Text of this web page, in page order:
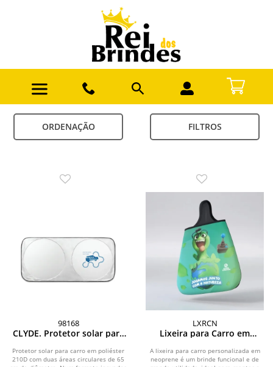
ORDENAÇÃO FILTROS
98168
CLYDE. Protetor solar para
com duas áreas circulares
de 65 cm
Protetor solar para carro em poliéster
210D com duas áreas circulares de 65
LXRCN
Lixeira para Carro em
A lixeira para carro personalizada em
neoprene é um brinde funcional e de